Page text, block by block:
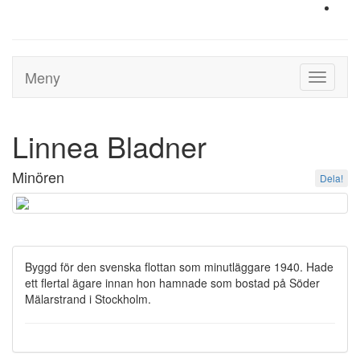
Toggle
Meny
Linnea Bladner
Minören Dela!
Byggd för den svenska flottan som minutläggare 1940. Hade
ett flertal ägare innan hon hamnade som bostad på Söder
Mälarstrand i Stockholm.